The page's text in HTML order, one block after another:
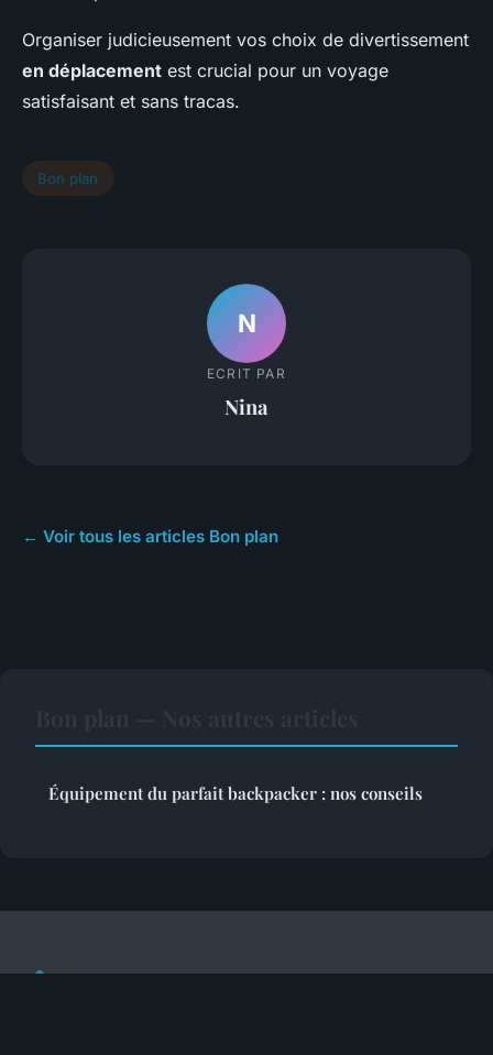
Organiser judicieusement vos choix de divertissement
en déplacement est crucial pour un voyage
satisfaisant et sans tracas.
Bon plan
N
ECRIT PAR
Nina
← Voir tous les articles Bon plan
Équipement du parfait backpacker : nos conseils
Bugeyvisionnature